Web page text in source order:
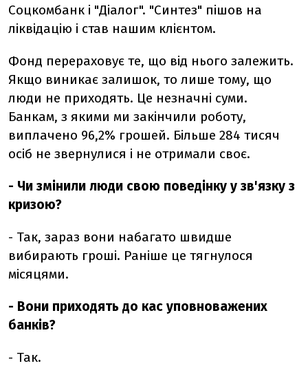
Соцкомбанк і "Діалог". "Синтез" пішов на
ліквідацію і став нашим клієнтом.
Фонд перераховує те, що від нього залежить.
Якщо виникає залишок, то лише тому, що
люди не приходять. Це незначні суми.
Банкам, з якими ми закінчили роботу,
виплачено 96,2% грошей. Більше 284 тисяч
осіб не звернулися і не отримали своє.
- Чи змінили люди свою поведінку у зв'язку з
кризою?
- Так, зараз вони набагато швидше
вибирають гроші. Раніше це тягнулося
місяцями.
- Вони приходять до кас уповноважених
банків?
- Так.